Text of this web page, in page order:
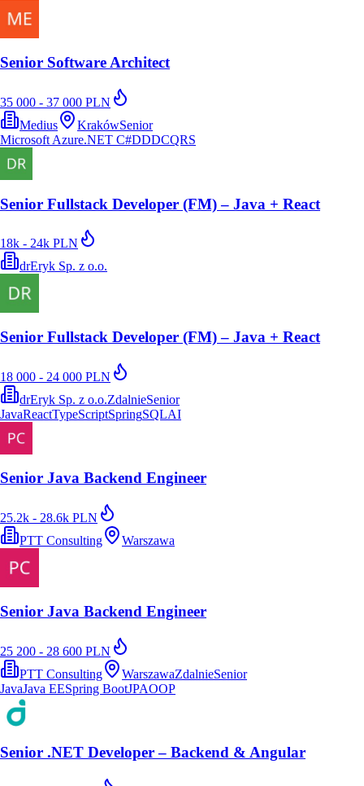
Senior Software Architect
35 000 - 37 000 PLN
Medius
KrakówSenior
Microsoft Azure.NET C#DDDCQRS
Senior Fullstack Developer (FM) – Java + React
18k - 24k PLN
drEryk Sp. z o.o.
Senior Fullstack Developer (FM) – Java + React
18 000 - 24 000 PLN
drEryk Sp. z o.o.ZdalnieSenior
JavaReactTypeScriptSpringSQLAI
Senior Java Backend Engineer
25.2k - 28.6k PLN
PTT Consulting
Warszawa
Senior Java Backend Engineer
25 200 - 28 600 PLN
PTT Consulting
WarszawaZdalnieSenior
JavaJava EESpring BootJPAOOP
Senior .NET Developer – Backend & Angular